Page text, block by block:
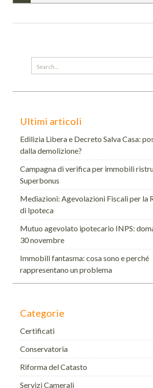
Search
for:
Ultimi articoli
Edilizia Libera e Decreto Salva Casa:
dalla demolizione?
Campagna di verifica per immobili
Superbonus
Mediazioni: Agevolazioni Fiscali per la
di Ipoteca
Mutuo agevolato ipotecario INPS:
30 novembre
Immobili fantasma: cosa sono e perché
rappresentano un problema
Categorie
Certificati
Conservatoria
Riforma del Catasto
Servizi Camerali